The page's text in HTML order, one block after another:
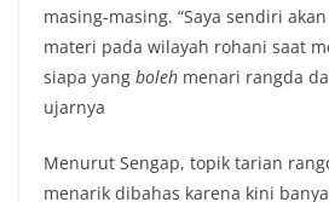
masing-masing. “Saya sendiri
materi pada wilayah rohani saat
siapa yang boleh menari rangda
ujarnya
Menurut Sengap, topik tarian
menarik dibahas karena kini